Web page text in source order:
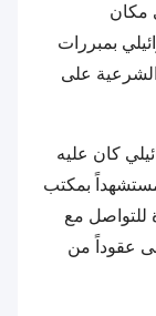
مكان
بمبررات
على
كان عليه
بمكتب
للتواصل مع
عقوداً من